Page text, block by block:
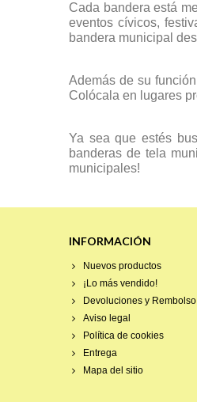
Cada bandera está
eventos cívicos,
bandera municipal
Además de su
Colócala en lugares
Ya sea que estés
banderas de tela
municipales!
INFORMACIÓN
Nuevos productos
¡Lo más vendido!
Devoluciones y Rembolso
Aviso legal
Política de cookies
Entrega
Mapa del sitio